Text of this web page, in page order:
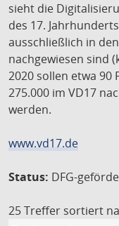
sieht die
des 17.
ausschließlich in
nachgewiesen sind
2020 sollen etwa
275.000 im VD17
werden.
www.vd17.de
Status: DFG-
25 Treffer sortiert